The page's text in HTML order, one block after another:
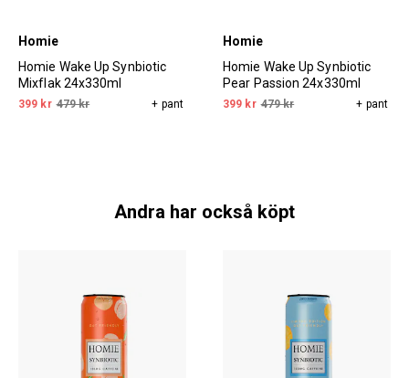
Homie
Homie Wake Up Synbiotic
Mixflak 24x330ml
399 kr 479 kr + pant
Homie
Homie Wake Up Synbiotic
Pear Passion 24x330ml
399 kr 479 kr + pant
Andra har också köpt